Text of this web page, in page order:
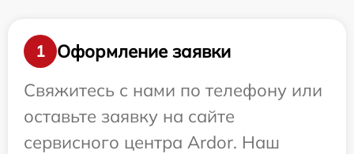
1
Оформление заявки
Свяжитесь с нами по телефону или
оставьте заявку на сайте
сервисного центра Ardor. Наш